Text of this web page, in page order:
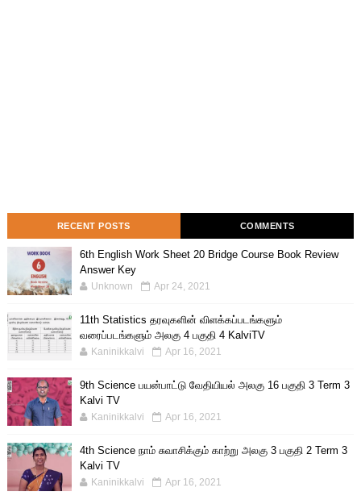
RECENT POSTS COMMENTS
6th English Work Sheet 20 Bridge Course Book Review
Answer Key
Unknown Apr 24, 2021
11th Statistics தரவுகளின் விளக்கப்படங்களும்
வரைப்படங்களும் அலகு 4 பகுதி 4 KalviTV
Kaninikkalvi Apr 16, 2021
9th Science பயன்பாட்டு வேதியியல் அலகு 16 பகுதி 3 Term 3
Kalvi TV
Kaninikkalvi Apr 16, 2021
4th Science நாம் சுவாசிக்கும் காற்று அலகு 3 பகுதி 2 Term 3
Kalvi TV
Kaninikkalvi Apr 16, 2021